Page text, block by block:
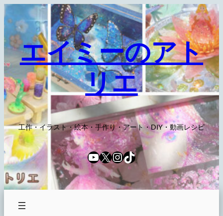
容
を
ス
キ
ッ
プ
エイミーのアト
リエ
工作・イラスト・絵本・手作り・アート・DIY・動画レシピ
YouTube
X Instagram
TikTok